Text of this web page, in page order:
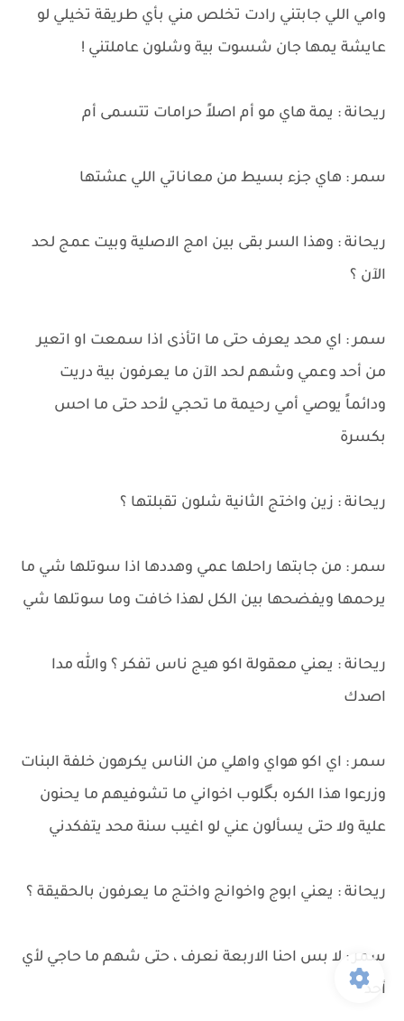
وامي اللي جابتني رادت تخلص مني بأي طريقة تخيلي لو
عايشة يمها جان شسوت بية وشلون عاملتني !
ريحانة : يمة هاي مو أم اصلاً حرامات تتسمى أم
سمر : هاي جزء بسيط من معاناتي اللي عشتها
ريحانة : وهذا السر بقى بين امج الاصلية وبيت عمج لحد
اﻵن ؟
سمر : اي محد يعرف حتى ما اتأذى اذا سمعت او اتعير
من أحد وعمي وشهم لحد الآن ما يعرفون بية دريت
ودائماً يوصي أمي رحيمة ما تحجي لأحد حتى ما احس
بكسرة
ريحانة : زين واختج الثانية شلون تقبلتها ؟
سمر : من جابتها راحلها عمي وهددها اذا سوتلها شي ما
يرحمها ويفضحها بين الكل لهذا خافت وما سوتلها شي
ريحانة : يعني معقولة اكو هيج ناس تفكر ؟ والله مدا
اصدك
سمر : اي اكو هواي واهلي من الناس يكرهون خلفة البنات
وزرعوا هذا الكره بگلوب اخواني ما تشوفيهم ما يحنون
علية ولا حتى يسألون عني لو اغيب سنة محد يتفكدني
ريحانة : يعني ابوج واخوانج واختج ما يعرفون بالحقيقة ؟
سمر : لا بس احنا الاربعة نعرف ، حتى شهم ما حاجي لأي
أحد